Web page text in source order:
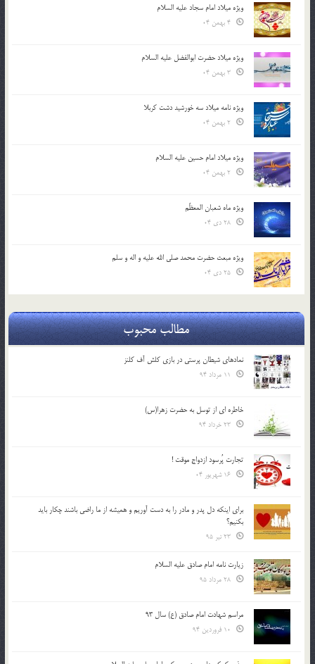
ویژه میلاد امام سجاد علیه السلام
ویژه میلاد حضرت ابوالفضل علیه السلام
ویژه نامه میلاد سه خورشید دشت کربلا
ویژه میلاد امام حسین علیه السلام
ویژه ماه شعبان المعظّم
ویژه مبعث حضرت محمد صلی الله علیه و اله و سلم
مطالب محبوب
نمادهای شیطان پرستی در بازی کلش آف کلنز
خاطره ای از توسل به حضرت زهرا(س)
تجارت پُرسود ازدواج موقت !
براي اينكه دل پدر و مادر را به دست آوريم و هميشه از ما راضي باشند چكار بايد
بكنيم؟
زیارت نامه امام صادق علیه السلام
مراسم شهادت امام صادق (ع) سال 93